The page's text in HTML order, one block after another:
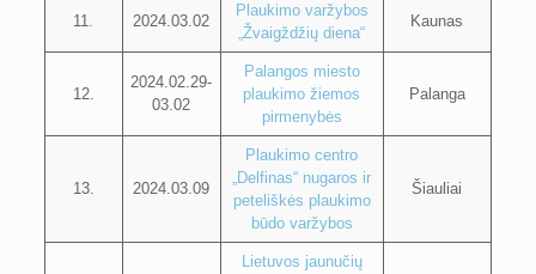
11. 2024.03.02
Plaukimo varžybos
„Žvaigždžių diena“
Kaunas
12.
2024.02.29-
03.02
Palangos miesto
plaukimo žiemos
pirmenybės
Palanga
13. 2024.03.09
Plaukimo centro
„Delfinas“ nugaros ir
peteliškės plaukimo
būdo varžybos
Šiauliai
Lietuvos jaunučių